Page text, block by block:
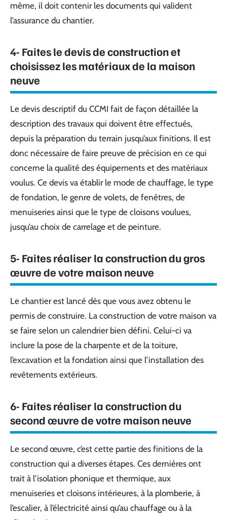
même, il doit contenir les documents qui valident
l’assurance du chantier.
4- Faites le devis de construction et
choisissez les matériaux de la maison
neuve
Le devis descriptif du CCMI fait de façon détaillée la
description des travaux qui doivent être effectués,
depuis la préparation du terrain jusqu’aux finitions. Il est
donc nécessaire de faire preuve de précision en ce qui
concerne la qualité des équipements et des matériaux
voulus. Ce devis va établir le mode de chauffage, le type
de fondation, le genre de volets, de fenêtres, de
menuiseries ainsi que le type de cloisons voulues,
jusqu’au choix de carrelage et de peinture.
5- Faites réaliser la construction du gros
œuvre de votre maison neuve
Le chantier est lancé dès que vous avez obtenu le
permis de construire. La construction de votre maison va
se faire selon un calendrier bien défini. Celui-ci va
inclure la pose de la charpente et de la toiture,
l’excavation et la fondation ainsi que l’installation des
revêtements extérieurs.
6- Faites réaliser la construction du
second œuvre de votre maison neuve
Le second œuvre, c’est cette partie des finitions de la
construction qui a diverses étapes. Ces dernières ont
trait à l’isolation phonique et thermique, aux
menuiseries et cloisons intérieures, à la plomberie, à
l’escalier, à l’électricité ainsi qu’au chauffage ou à la